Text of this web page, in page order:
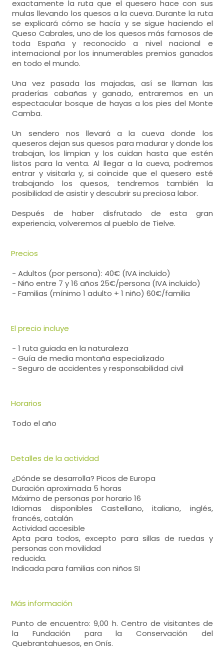
exactamente la ruta que el quesero hace con sus
mulas llevando los quesos a la cueva. Durante la ruta
se explicará cómo se hacía y se sigue haciendo el
Queso Cabrales, uno de los quesos más famosos de
toda España y reconocido a nivel nacional e
internacional por los innumerables premios ganados
en todo el mundo.
Una vez pasada las majadas, así se llaman las
praderías cabañas y ganado, entraremos en un
espectacular bosque de hayas a los pies del Monte
Camba.
Un sendero nos llevará a la cueva donde los
queseros dejan sus quesos para madurar y donde los
trabajan, los limpian y los cuidan hasta que estén
listos para la venta. Al llegar a la cueva, podremos
entrar y visitarla y, si coincide que el quesero esté
trabajando los quesos, tendremos también la
posibilidad de asistir y descubrir su preciosa labor.
Después de haber disfrutado de esta gran
experiencia, volveremos al pueblo de Tielve.
Precios
- Adultos (por persona): 40€ (IVA incluido)
- Niño entre 7 y 16 años 25€/persona (IVA incluido)
- Familias (mínimo 1 adulto + 1 niño) 60€/familia
El precio incluye
- 1 ruta guiada en la naturaleza
- Guía de media montaña especializado
- Seguro de accidentes y responsabilidad civil
Horarios
Todo el año
Detalles de la actividad
¿Dónde se desarrolla? Picos de Europa
Duración aproximada 5 horas
Máximo de personas por horario 16
Idiomas disponibles Castellano, italiano, inglés,
francés, catalán
Actividad accesible
Apta para todos, excepto para sillas de ruedas y
personas con movilidad
reducida.
Indicada para familias con niños SI
Más información
Punto de encuentro: 9,00 h. Centro de visitantes de
la Fundación para la Conservación del
Quebrantahuesos, en Onís.